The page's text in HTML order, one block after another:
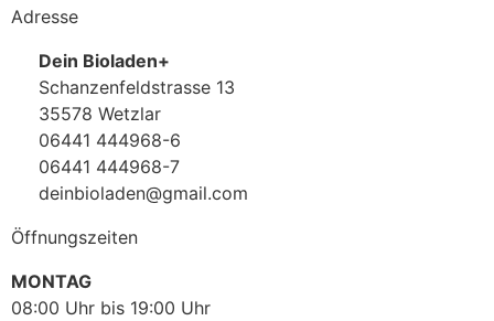
Adresse
Dein Bioladen+
Schanzenfeldstrasse 13
35578 Wetzlar
06441 444968-6
06441 444968-7
deinbioladen@gmail.com
Öffnungszeiten
MONTAG
08:00 Uhr bis 19:00 Uhr